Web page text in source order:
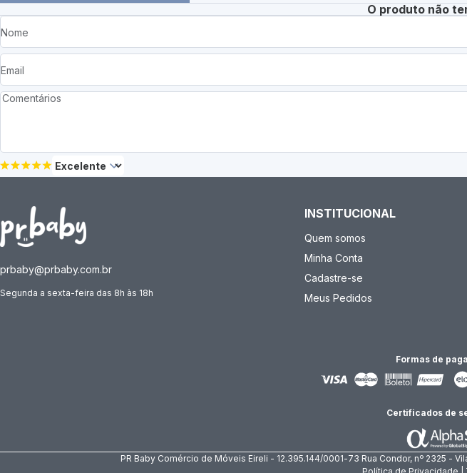
O produto não
prbaby@prbaby.com.br
Segunda a sexta-feira das 8h às 18h
INSTITUCIONAL
Quem somos
Minha Conta
Cadastre-se
Meus Pedidos
Formas de
Certificados de
PR Baby Comércio de Móveis Eireli - 12.395.144/0001-73 Rua Condor, nº 2325